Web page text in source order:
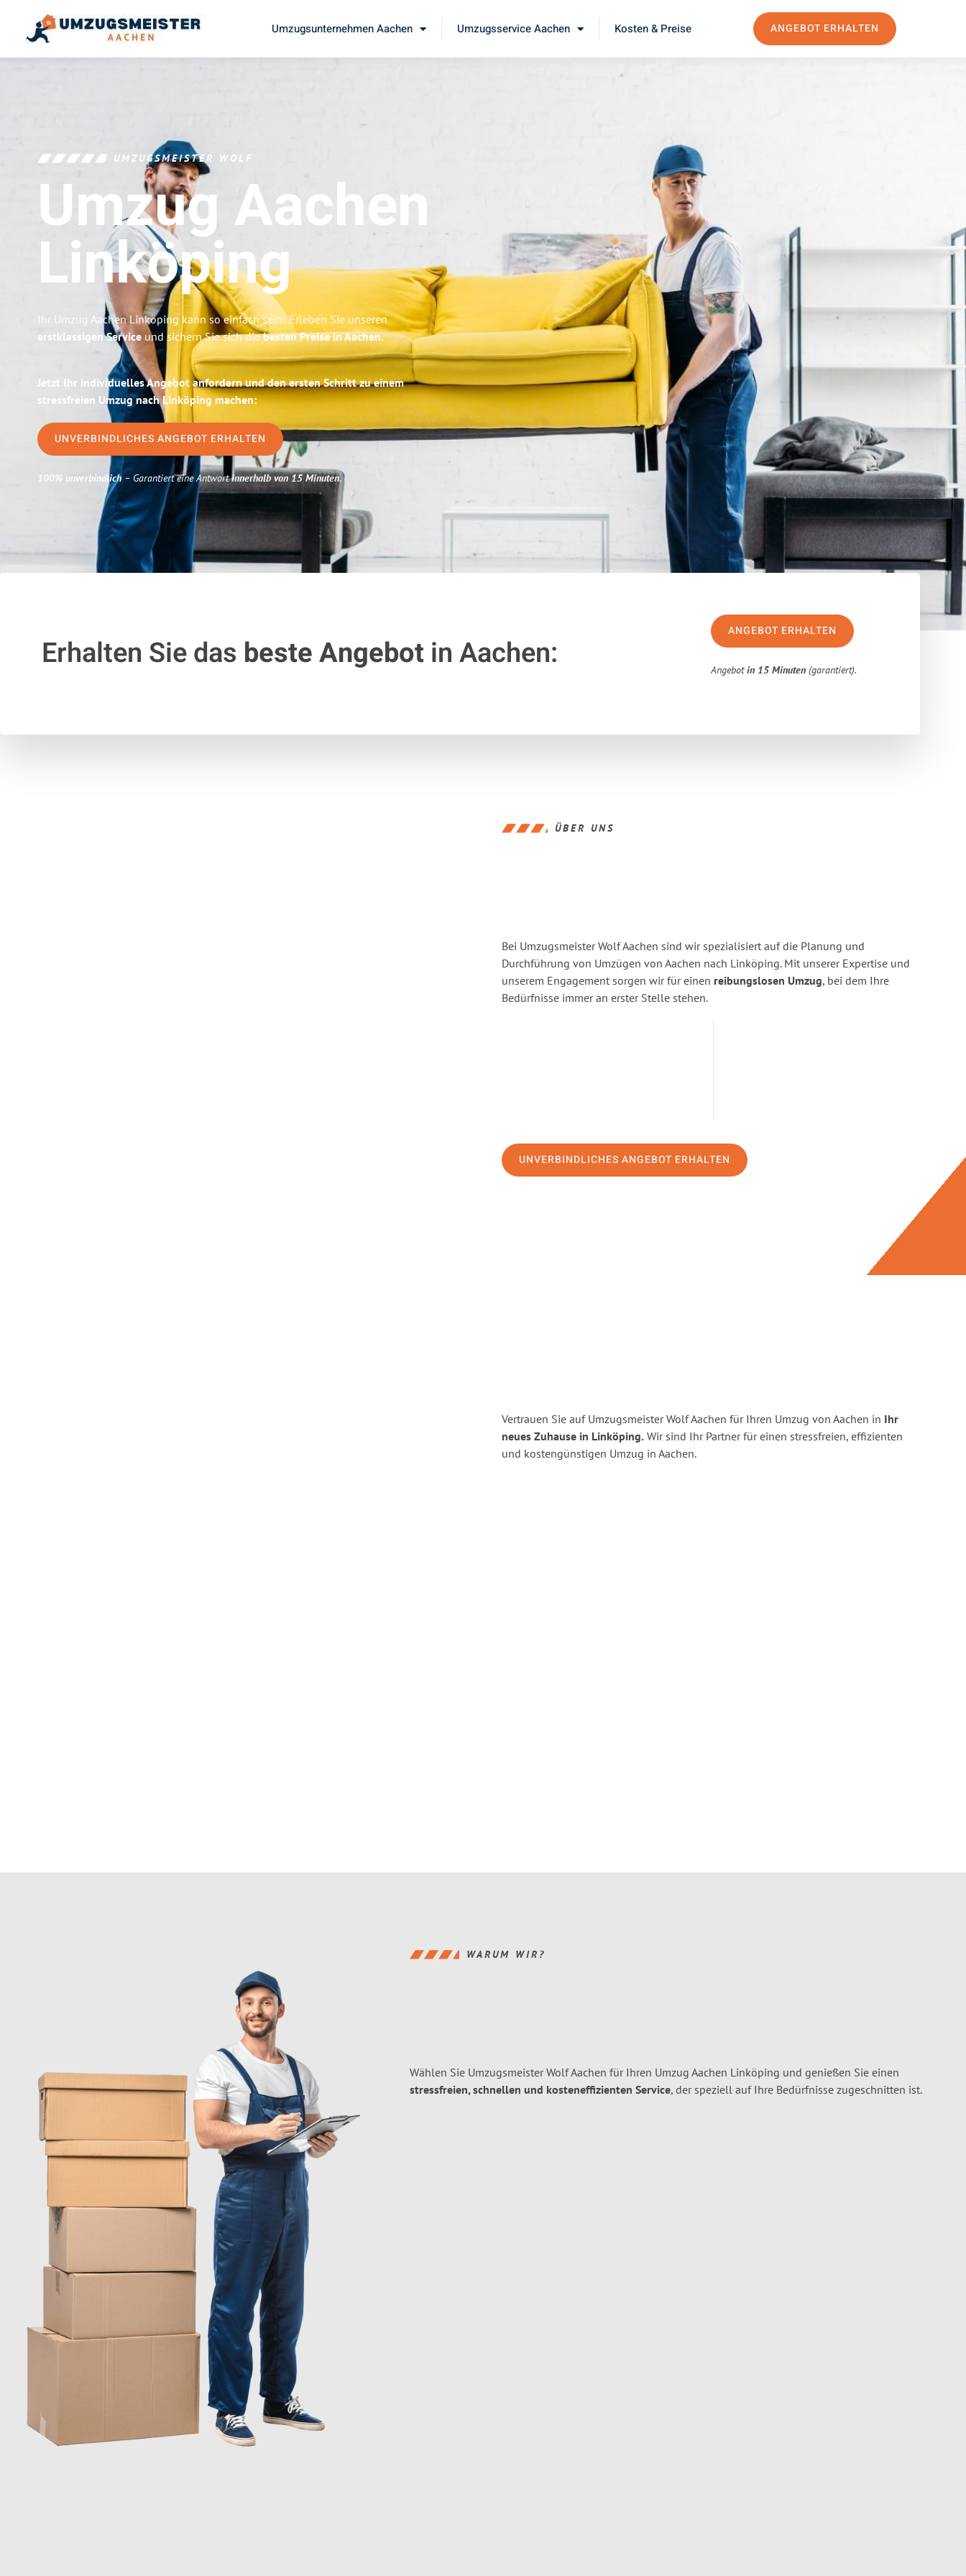
Umzugsunternehmen Aachen Umzugsservice Aachen Kosten & Preise ANGEBOT ERHALTEN
UMZUGSMEISTER WOLF
Umzug Aachen
Linköping
Ihr Umzug Aachen Linköping kann so einfach sein! Erleben Sie unseren
erstklassigen Service und sichern Sie sich diebesten Preise in Aachen.
Jetzt Ihr individuelles Angebot anfordern und den ersten Schritt zu einem
stressfreien Umzug nach Linköping machen:
UNVERBINDLICHES ANGEBOT ERHALTEN
100% unverbindlich– Garantiert eine Antwortinnerhalb von 15 Minuten.
Erhalten Sie das beste Angebotin Aachen:
ANGEBOT ERHALTEN
Angebotin 15 Minuten (garantiert).
ÜBER UNS
Bei Umzugsmeister Wolf Aachen sind wir spezialisiert auf die Planung und
Durchführung von Umzügen von Aachen nach Linköping. Mit unserer Expertise und
unserem Engagement sorgen wir für einen reibungslosen Umzug, bei dem Ihre
Bedürfnisse immer an erster Stelle stehen.
UNVERBINDLICHES ANGEBOT ERHALTEN
Vertrauen Sie auf Umzugsmeister Wolf Aachen für Ihren Umzug von Aachen in Ihr
neues Zuhause in Linköping. Wir sind Ihr Partner für einen stressfreien, effizienten
und kostengünstigen Umzug in Aachen.
WARUM WIR?
Wählen Sie Umzugsmeister Wolf Aachen für Ihren Umzug Aachen Linköping und genießen Sie einen
stressfreien, schnellen und kosteneffizienten Service, der speziell auf Ihre Bedürfnisse zugeschnitten ist.